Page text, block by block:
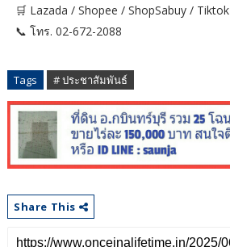
🛒 Lazada / Shopee / ShopSabuy / Tiktok
📞 โทร. 02-672-2088
Tags # ประชาสัมพันธ์
Share This